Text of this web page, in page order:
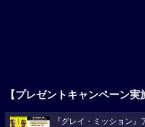
【プレゼントキャンペーン実
『グレイ・ミッション』